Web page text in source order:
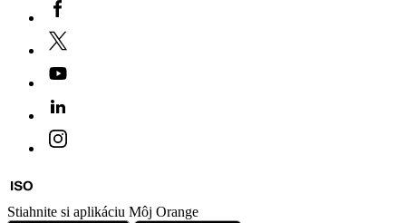
Stiahnite si aplikáciu Môj Orange